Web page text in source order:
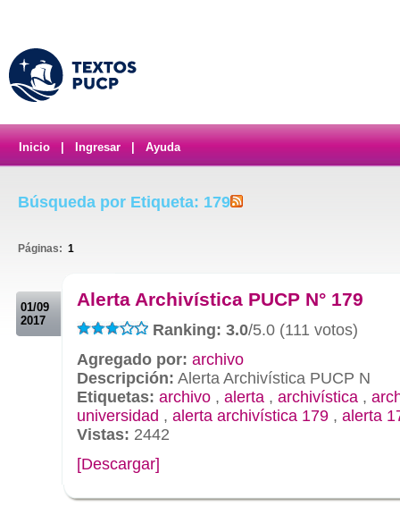
Inicio Ingresar Ayuda
Búsqueda por Etiqueta: 179
Páginas: 1
01/09
2017
Alerta Archivística PUCP N° 179
Ranking: 3.0/5.0 (111 votos)
Agregado por: archivo
Descripción: Alerta Archivística PUCP N
Etiquetas: archivo , alerta , archivística ,
universidad , alerta archivística 179 , alerta
Vistas: 2442
[Descargar]